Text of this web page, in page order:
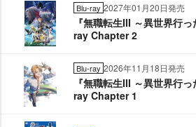
Blu-ray 2027年01月20日発売
『無職転生III ～異世界行
ray Chapter 2
Blu-ray 2026年11月18日発売
『無職転生III ～異世界行
ray Chapter 1